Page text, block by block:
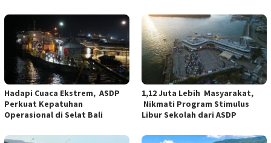
Hadapi Cuaca Ekstrem, ASDP
Perkuat Kepatuhan
Operasional di Selat Bali
1,12 Juta Lebih Masyarakat,
Nikmati Program Stimulus
Libur Sekolah dari ASDP